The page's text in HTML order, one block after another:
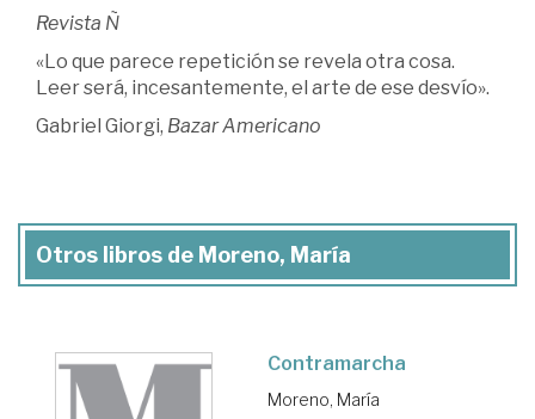
Revista Ñ
«Lo que parece repetición se revela otra cosa.
Leer será, incesantemente, el arte de ese desvío».
Gabriel Giorgi, Bazar Americano
Otros libros de Moreno, María
Contramarcha
Moreno, María